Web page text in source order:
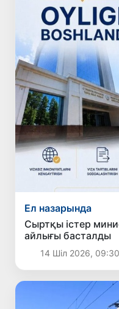
Ел назарында
Сыртқы істер
айлығы басталды
14 Шіл 2026, 09:30